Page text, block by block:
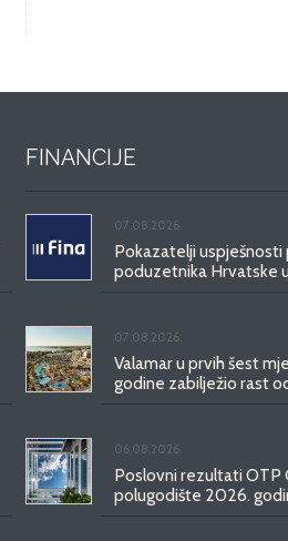
FINANCIJE
07.08.2026.
Pokazatelji uspješnosti
poduzetnika Hrvatske
07.08.2026.
Valamar u prvih šest
godine zabilježio rast
06.08.2026.
Poslovni rezultati OTP
polugodište 2026.